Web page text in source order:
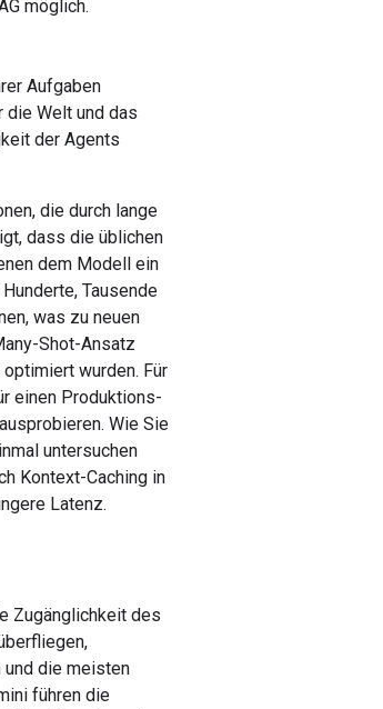
möglich.
Aufgaben
die Welt und das
der Agents
die durch lange
dass die üblichen
dem Modell ein
Tausende
was zu neuen
Shot-Ansatz
wurden. Für
einen Produktions-
Wie Sie
untersuchen
Kontext-Caching in
Latenz.
Zugänglichkeit des
die meisten
führen die